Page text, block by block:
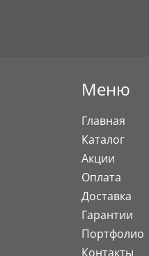
Меню
Главная
Каталог
Акции
Оплата
Доставка
Гарантии
Портфолио
Контакты